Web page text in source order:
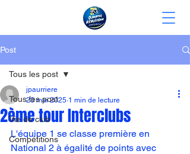
Post
Tous les post
Vie de club
Compétitions
Tous les post
2ème tour Interclubs
jpaurriere
23 mai 2025 1 min de lecture
L'équipe 1 se classe première en
National 2 à égalité de points avec